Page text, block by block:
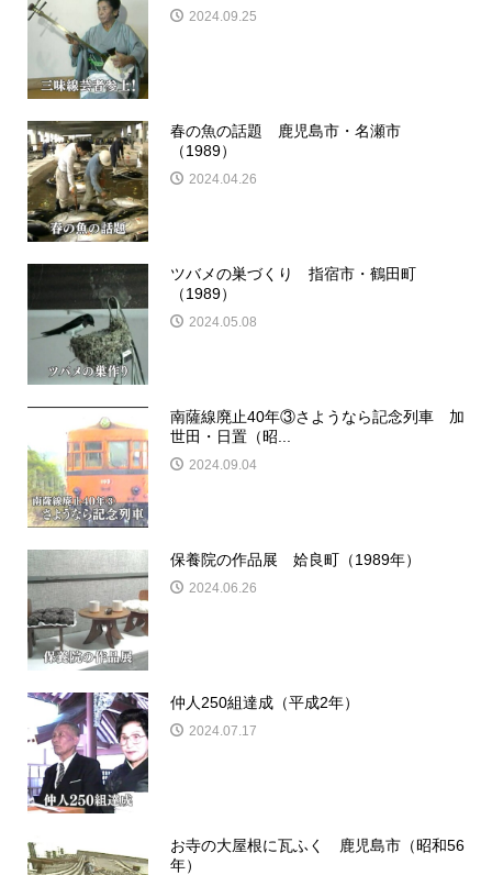
2024.09.25
春の魚の話題 鹿児島市・名瀬市
（1989）
2024.04.26
ツバメの巣づくり 指宿市・鶴田町
（1989）
2024.05.08
南薩線廃止40年③さようなら記念列車 加
世田・日置（昭...
2024.09.04
保養院の作品展 姶良町（1989年）
2024.06.26
仲人250組達成（平成2年）
2024.07.17
お寺の大屋根に瓦ふく 鹿児島市（昭和56
年）